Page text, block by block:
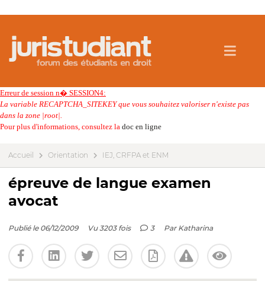
Erreur de session n� SESSION4:
La variable RECAPTCHA_SITEKEY que vous souhaitez valoriser n'existe pas
dans la zone |root|.
Pour plus d'informations, consultez la doc en ligne
Accueil Orientation IEJ, CRFPA et ENM
épreuve de langue examen
avocat
Publié le 06/12/2009 Vu 3203 fois 3 Par Katharina